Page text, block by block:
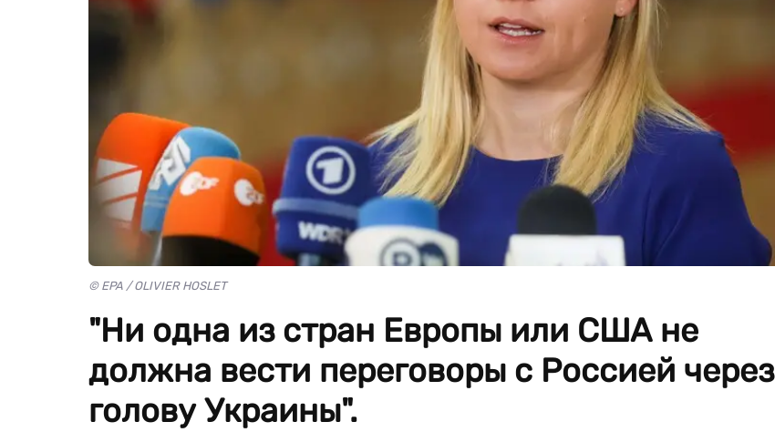
© EPA / OLIVIER HOSLET
"Ни одна из стран Европы или США не
должна вести переговоры с Россией через
голову Украины".